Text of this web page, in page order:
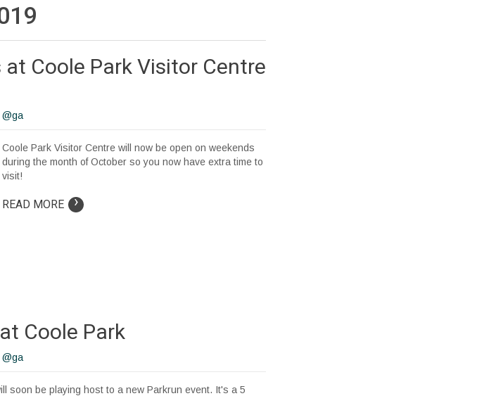
Coole Park Visitor Centre
Coole Park Visitor Centre will now be open on weekends
during the month of October so you now have extra time to
visit!
READ MORE ›
Coole Park
soon be playing host to a new Parkrun event. It's a 5